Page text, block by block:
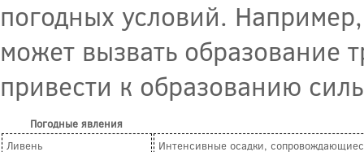
погодных условий.
может вызвать образование
привести к образованию
Погодные явления
Ливень
Интенсивные осадки,